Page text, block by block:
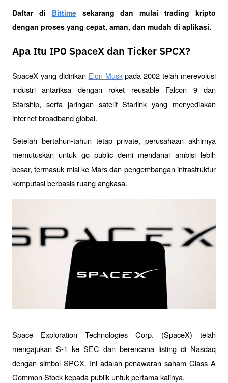
Daftar di Bittime sekarang dan mulai trading kripto
dengan proses yang cepat, aman, dan mudah di aplikasi.
Apa Itu IPO SpaceX dan Ticker SPCX?
SpaceX yang didirikan Elon Musk pada 2002 telah merevolusi
industri antariksa dengan roket reusable Falcon 9 dan
Starship, serta jaringan satelit Starlink yang menyediakan
internet broadband global.
Setelah bertahun-tahun tetap private, perusahaan akhirnya
memutuskan untuk go public demi mendanai ambisi lebih
besar, termasuk misi ke Mars dan pengembangan infrastruktur
komputasi berbasis ruang angkasa.
Space Exploration Technologies Corp. (SpaceX) telah
mengajukan S-1 ke SEC dan berencana listing di Nasdaq
dengan simbol SPCX. Ini adalah penawaran saham Class A
Common Stock kepada publik untuk pertama kalinya.